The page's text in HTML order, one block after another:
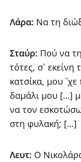
Λάρα: Να τη
Σταύρ: Πού να
τότες, σ`
κατσίκα, μου
δαμάλι μου […]
να τον
στη φυλακή; […]
Λευτ: Ο